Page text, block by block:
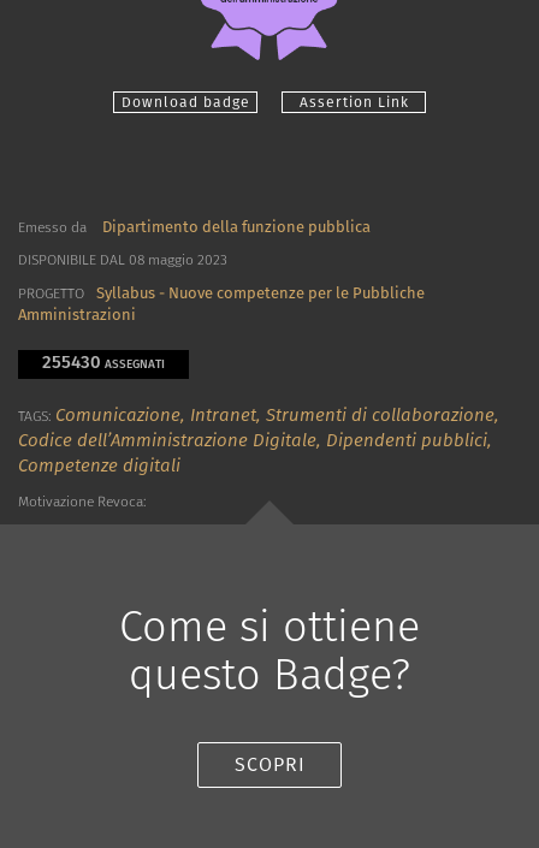
Download badge Assertion Link
Emesso da Dipartimento della funzione pubblica
DISPONIBILE DAL 08 maggio 2023
PROGETTO
Syllabus - Nuove competenze per le Pubbliche
Amministrazioni
255430 ASSEGNATI
TAGS: Comunicazione, Intranet, Strumenti di collaborazione,
Codice dell’Amministrazione Digitale, Dipendenti pubblici,
Competenze digitali
Motivazione Revoca:
Come si ottiene
questo Badge?
SCOPRI